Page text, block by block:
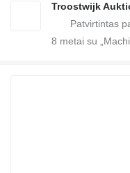
Troostwijk
8 metai su